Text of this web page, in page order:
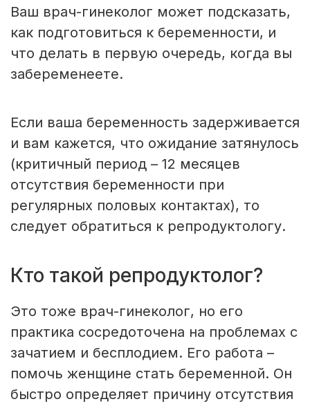
Ваш врач-гинеколог может подсказать,
как подготовиться к беременности, и
что делать в первую очередь, когда вы
забеременеете.
Если ваша беременность задерживается
и вам кажется, что ожидание затянулось
(критичный период – 12 месяцев
отсутствия беременности при
регулярных половых контактах), то
следует обратиться к репродуктологу.
Кто такой репродуктолог?
Это тоже врач-гинеколог, но его
практика сосредоточена на проблемах с
зачатием и бесплодием. Его работа –
помочь женщине стать беременной. Он
быстро определяет причину отсутствия